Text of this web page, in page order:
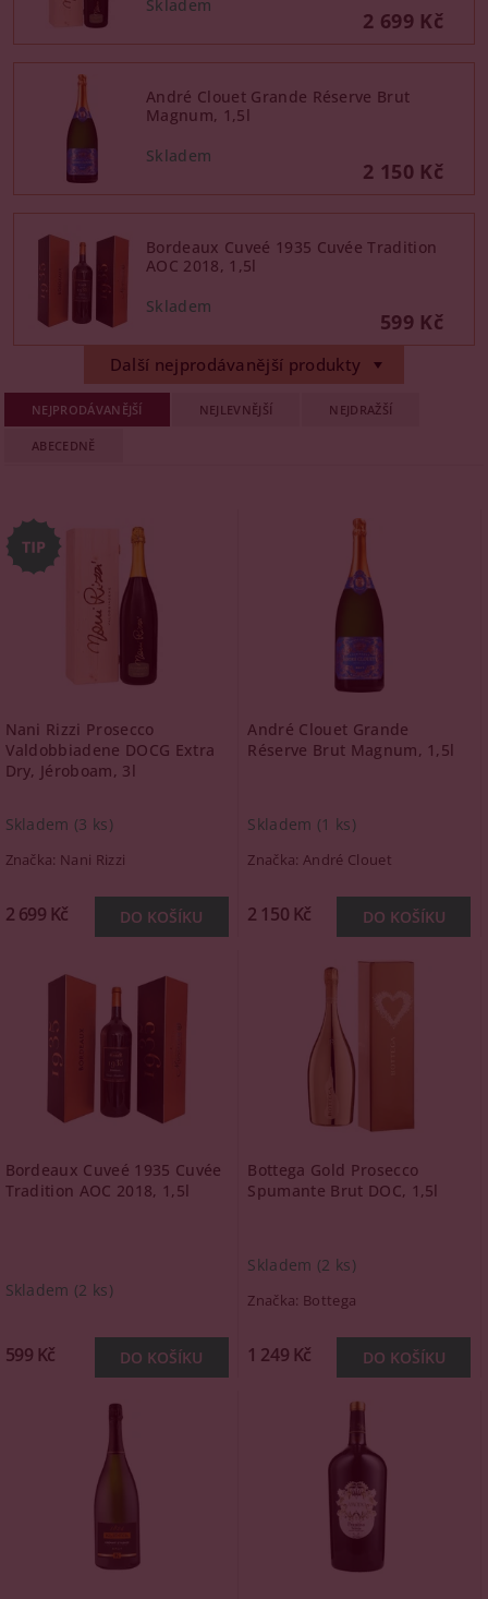
podmínkách v našem jihlavském skladu, abychom
garantovali jejich kvalitu.
chlazení trvá déle – ideálně je vložte do chladicí nádoby
s ledem a vodou alespoň 2 hodiny před podáváním.
2 699 Kč
André Clouet Grande Réserve Brut
Magnum, 1,5l
2 150 Kč
Bordeaux Cuveé 1935 Cuvée Tradition
AOC 2018, 1,5l
599 Kč
Další nejprodávanější produkty
NEJPRODÁVANĚJŠÍ NEJLEVNĚJŠÍ NEJDRAŽŠÍ
ABECEDNĚ
Nani Rizzi Prosecco
Valdobbiadene DOCG Extra
Dry, Jéroboam, 3l
Skladem (3 ks)
Značka: Nani Rizzi
2 699 Kč
André Clouet Grande
Réserve Brut Magnum, 1,5l
Skladem (1 ks)
Značka: André Clouet
2 150 Kč
Bordeaux Cuveé 1935 Cuvée
Tradition AOC 2018, 1,5l
Skladem (2 ks)
599 Kč
Bottega Gold Prosecco
Spumante Brut DOC, 1,5l
Skladem (2 ks)
Značka: Bottega
1 249 Kč